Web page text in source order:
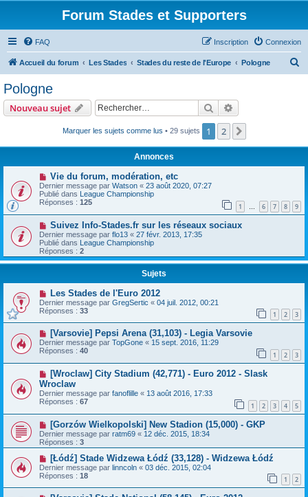
Forum Stades et Supporters
FAQ Connexion
Inscription
Accueil du forum Les Stades Stades du reste de l'Europe Pologne
r
Pologne
Nouveau sujet Rechercher
Marquer les sujets comme lus • 29 sujets 1 2
Annonces
Vie du forum, modération, etc
Dernier message par Watson « 23 août 2020, 07:27
Publié dans League Championship
Réponses : 125 1 … 6 7 8 9
Suivez Info-Stades.fr sur les réseaux sociaux
Dernier message par flo13 « 27 févr. 2013, 17:35
Publié dans League Championship
Réponses : 2
Sujets
Les Stades de l'Euro 2012
Dernier message par GregSertic « 04 juil. 2012, 00:21
Réponses : 33 1 2 3
[Varsovie] Pepsi Arena (31,103) - Legia Varsovie
Dernier message par TopGone « 15 sept. 2016, 11:29
Réponses : 40 1 2 3
[Wroclaw] City Stadium (42,771) - Euro 2012 - Slask
Wroclaw
Dernier message par fanoflille « 13 août 2016, 17:33
Réponses : 67 1 2 3 4 5
[Gorzów Wielkopolski] New Stadion (15,000) - GKP
Dernier message par ratm69 « 12 déc. 2015, 18:34
Réponses : 3
[Łódź] Stade Widzewa Łódź (33,128) - Widzewa Łódź
Dernier message par linncoln « 03 déc. 2015, 02:04
Réponses : 18 1 2